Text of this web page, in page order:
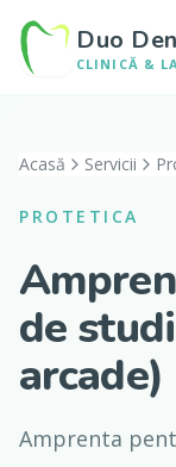
Duo
CLINICĂ &
Acasă Servicii
PROTETICA
de
arcade)
Amprenta